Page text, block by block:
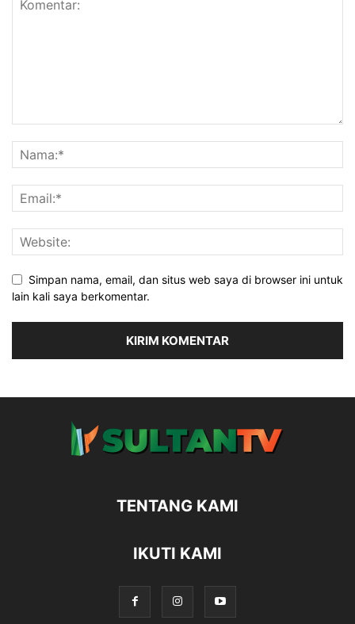
Simpan nama, email, dan situs web saya di browser ini untuk
lain kali saya berkomentar.
TENTANG KAMI
IKUTI KAMI